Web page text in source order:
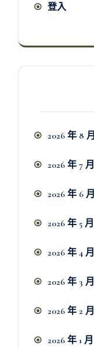
登入
2026 年 8 月
2026 年 7 月
2026 年 6 月
2026 年 5 月
2026 年 4 月
2026 年 3 月
2026 年 2 月
2026 年 1 月